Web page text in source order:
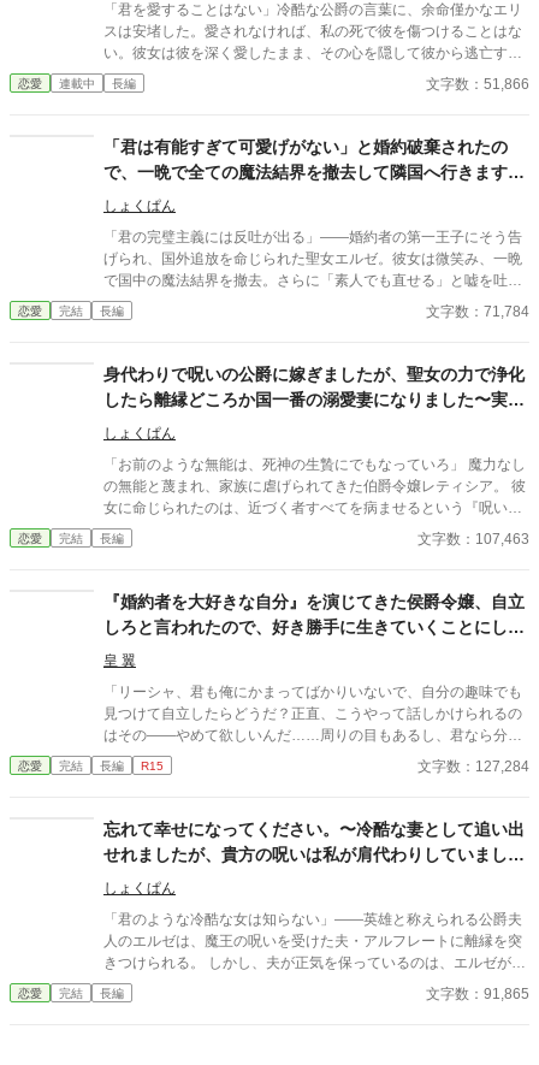
「君を愛することはない」冷酷な公爵の言葉に、余命僅かなエリ
スは安堵した。愛されなければ、私の死で彼を傷つけることはな
い。彼女は彼を深く愛したまま、その心を隠して彼から逃亡す
る。一人静かに息を引き取るために。しかし彼女の死は、公爵の
狂おしい後悔と執着を呼び覚ましてしまう。決して交わらない二
恋愛 連載中 長編 文字数：51,866
「君は有能すぎて可愛げがない」と婚約破棄されたの
で、一晩で全ての魔法結界を撤去して隣国へ行きます。
あ、維持マニュアルは燃やしました。
しょくぱん
「君の完璧主義には反吐が出る」――婚約者の第一王子にそう告
げられ、国外追放を命じられた聖女エルゼ。彼女は微笑み、一晩
で国中の魔法結界を撤去。さらに「素人でも直せる」と嘘を吐か
れた維持マニュアルを全て焼却処分した。守護を失いパニックに
陥る母国を背に、彼女は隣国の軍事帝国へ。そこでは、彼女の
恋愛 完結 長編 文字数：71,784
身代わりで呪いの公爵に嫁ぎましたが、聖女の力で浄化
したら離縁どころか国一番の溺愛妻になりました〜実家
が泣きついてももう遅い〜
しょくぱん
「お前のような無能は、死神の生贄にでもなっていろ」 魔力なし
の無能と蔑まれ、家族に虐げられてきた伯爵令嬢レティシア。 彼
女に命じられたのは、近づく者すべてを病ませるという『呪いの
公爵』アレクシスへの身代わり結婚だった。 鉄格子の馬車で運ば
れ、たどり着いたのは瘴気に満ちた死の城。 恐ろしい怪物のよう
の前の光景に絶望よりも先に別の感情が湧き上がる。 （な、何こ
れ……汚すぎるわ！ 雑巾とブラシはどこ！？） 実は、彼女が「無
能」と言われていたのは、その力が『洗浄』と『浄化』に特化し
た特殊な聖女の魔力だったから。 レティシアが掃除をすれば、呪
いの瘴気は消え去り、枯れた大地には花が咲き、不気味だった公
爵城はまたたく間にピカピカの聖域に塗り替えられていく。 さら
には、呪いで苦しんでいたアレクシスの素顔は、見惚れるほどの
美青年で――。 「レティシア、君は一体何者なんだ……？ 体が、
こんなに軽いのは初めてだ」 冷酷だったはずの公爵様から、まさ
彼女の『浄化』を失ったことで災厄に見舞われ、今さら「戻って
きてくれ」と泣きついてくるが……。 「私は今、お城の掃除と旦
は、掃除を愛する薄幸令嬢が、その愛と魔力で死神公爵を救い、
最高に幸せな居場所を手に入れるまでのお話。
恋愛 完結 長編 文字数：107,463
『婚約者を大好きな自分』を演じてきた侯爵令嬢、自立
しろと言われたので、好き勝手に生きていくことにしま
した
皇 翼
「リーシャ、君も俺にかまってばかりいないで、自分の趣味でも
見つけて自立したらどうだ？正直、こうやって話しかけられるの
はその――やめて欲しいんだ……周りの目もあるし、君なら分か
るだろう？」 頭を急に鈍器で殴られたような感覚に陥る一言だっ
た。 彼がチラリと見るのは周囲。2学年上の彼の教室の前であっ
生は一変した――。 ＊＊＊＊＊＊ ※タイトル少し変えました。
・暫く書いていなかったらかなり文体が変わってしまったので、
書き直ししています。 ・トラブル回避のため、完結まで感想欄は
開きません。
恋愛 完結 長編 R15 文字数：127,284
忘れて幸せになってください。〜冷酷な妻として追い出
せれましたが、貴方の呪いは私が肩代わりしていまし
た〜
しょくぱん
「君のような冷酷な女は知らない」――英雄と称えられる公爵夫
人のエルゼは、魔王の呪いを受けた夫・アルフレートに離縁を突
きつけられる。 しかし、夫が正気を保っているのは、エルゼが
『代償魔導』で彼の呪いと苦痛をすべて肩代わりしていたからだ
った。 ボロボロの体で城を追われるエルゼ。記憶を失い、偽りの
恋愛 完結 長編 文字数：91,865